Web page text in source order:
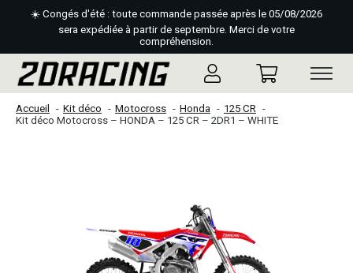
☀️ Congés d'été : toute commande passée après le 05/08/2026
sera expédiée à partir de septembre. Merci de votre
compréhension.
Accueil Kit déco Motocross Honda
125 CR
Kit déco Motocross – HONDA – 125 CR – 2DR1 – WHITE